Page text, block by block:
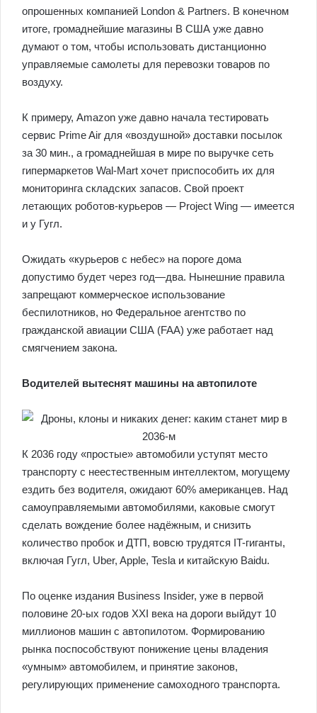
опрошенных компанией London & Partners. В конечном
итоге, громаднейшие магазины В США уже давно
думают о том, чтобы использовать дистанционно
управляемые самолеты для перевозки товаров по
воздуху.
К примеру, Amazon уже давно начала тестировать
сервис Prime Air для «воздушной» доставки посылок
за 30 мин., а громаднейшая в мире по выручке сеть
гипермаркетов Wal-Mart хочет приспособить их для
мониторинга складских запасов. Свой проект
летающих роботов-курьеров — Project Wing — имеется
и у Гугл.
Ожидать «курьеров с небес» на пороге дома
допустимо будет через год—два. Нынешние правила
запрещают коммерческое использование
беспилотников, но Федеральное агентство по
гражданской авиации США (FAA) уже работает над
смягчением закона.
Водителей вытеснят машины на автопилоте
К 2036 году «простые» автомобили уступят место
транспорту с неестественным интеллектом, могущему
ездить без водителя, ожидают 60% американцев. Над
самоуправляемыми автомобилями, каковые смогут
сделать вождение более надёжным, и снизить
количество пробок и ДТП, вовсю трудятся IT-гиганты,
включая Гугл, Uber, Apple, Tesla и китайскую Baidu.
По оценке издания Business Insider, уже в первой
половине 20-ых годов XXI века на дороги выйдут 10
миллионов машин с автопилотом. Формированию
рынка поспособствуют понижение цены владения
«умным» автомобилем, и принятие законов,
регулирующих применение самоходного транспорта.